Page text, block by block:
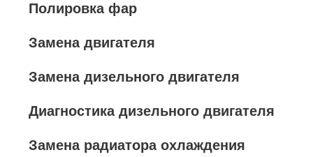
Полировка фар
Замена двигателя
Замена дизельного двигателя
Диагностика дизельного двигателя
Замена радиатора охлаждения